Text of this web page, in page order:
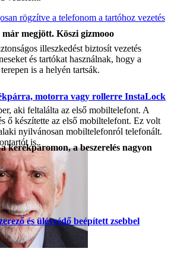
rögzítve a telefonom a tartóhoz vezetés
illeszkedést biztosít vezetés
és tartókat használnak, hogy a
is a helyén tartsák.
aki feltalálta az első mobiltelefont. A
ő készítette az első mobiltelefont. Ez volt
nyilvánosan mobiltelefonról telefonált.
is.
megjött. Köszi gizmooo
motorra vagy rollerre InstaLock
kerékpáromon, a beszerelés nagyon
és ülésvédő beépített zsebbel